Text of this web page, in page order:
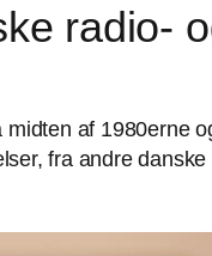
radio-
af 1980erne
fra andre danske